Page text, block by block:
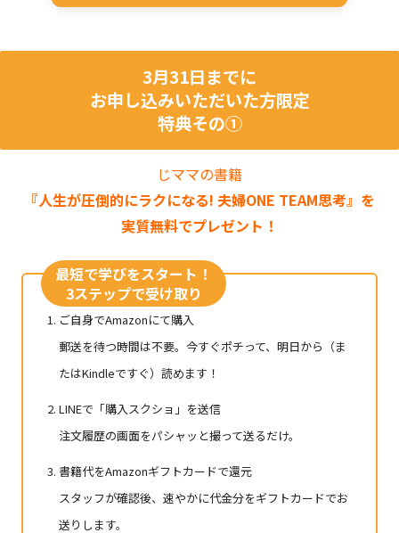
3月31日までに
お申し込みいただいた方限定
特典その①
じママの書籍
『人生が圧倒的にラクになる! 夫婦ONE TEAM思考』を
実質無料でプレゼント！
最短で学びをスタート！
3ステップで受け取り
ご自身でAmazonにて購入
郵送を待つ時間は不要。今すぐポチって、明日から（ま
たはKindleですぐ）読めます！
LINEで「購入スクショ」を送信
注文履歴の画面をパシャッと撮って送るだけ。
書籍代をAmazonギフトカードで還元
スタッフが確認後、速やかに代金分をギフトカードでお
送りします。